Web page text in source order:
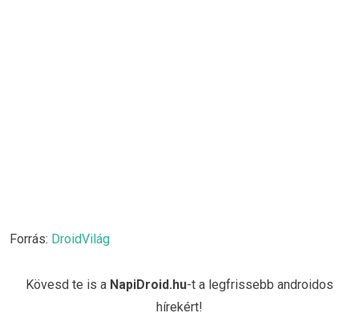
Forrás: DroidVilág
Kövesd te is a NapiDroid.hu-t a legfrissebb androidos
hírekért!